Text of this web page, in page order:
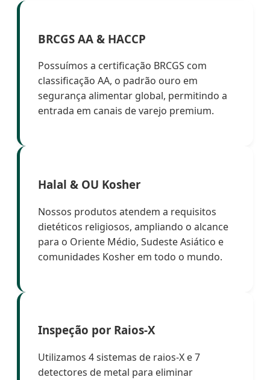
BRCGS AA & HACCP
Possuímos a certificação BRCGS com
classificação AA, o padrão ouro em
segurança alimentar global, permitindo a
entrada em canais de varejo premium.
Halal & OU Kosher
Nossos produtos atendem a requisitos
dietéticos religiosos, ampliando o alcance
para o Oriente Médio, Sudeste Asiático e
comunidades Kosher em todo o mundo.
Inspeção por Raios-X
Utilizamos 4 sistemas de raios-X e 7
detectores de metal para eliminar